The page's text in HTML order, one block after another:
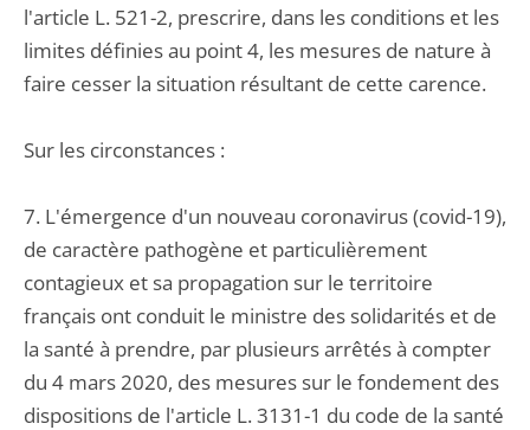
l'article L. 521-2, prescrire, dans les conditions et les
limites définies au point 4, les mesures de nature à
faire cesser la situation résultant de cette carence.
Sur les circonstances :
7. L'émergence d'un nouveau coronavirus (covid-19),
de caractère pathogène et particulièrement
contagieux et sa propagation sur le territoire
français ont conduit le ministre des solidarités et de
la santé à prendre, par plusieurs arrêtés à compter
du 4 mars 2020, des mesures sur le fondement des
dispositions de l'article L. 3131-1 du code de la santé